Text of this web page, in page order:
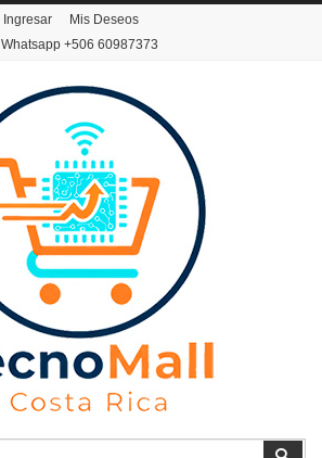
Ingresar
Mis Deseos
Whatsapp+506 60987373